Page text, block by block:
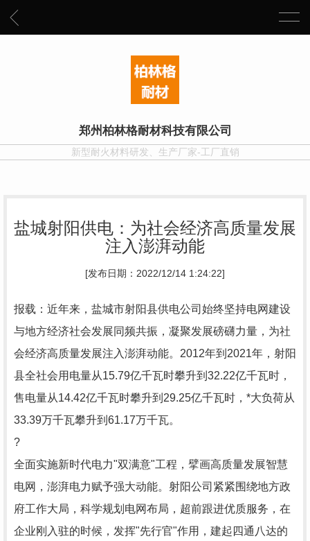
郑州柏林格耐材科技有限公司
新型耐火材料研发、生产厂家-工厂直销
盐城射阳供电：为社会经济高质量发展
注入澎湃动能
[发布日期：2022/12/14 1:24:22]
报载：近年来，盐城市射阳县供电公司始终坚持电网建设
与地方经济社会发展同频共振，凝聚发展磅礴力量，为社
会经济高质量发展注入澎湃动能。2012年到2021年，射阳
县全社会用电量从15.79亿千瓦时攀升到32.22亿千瓦时，
售电量从14.42亿千瓦时攀升到29.25亿千瓦时，*大负荷从
33.39万千瓦攀升到61.17万千瓦。
?
全面实施新时代电力"双满意"工程，擘画高质量发展智慧
电网，澎湃电力赋予强大动能。射阳公司紧紧围绕地方政
府工作大局，科学规划电网布局，超前跟进优质服务，在
企业刚入驻的时候，发挥"先行官"作用，建起四通八达的